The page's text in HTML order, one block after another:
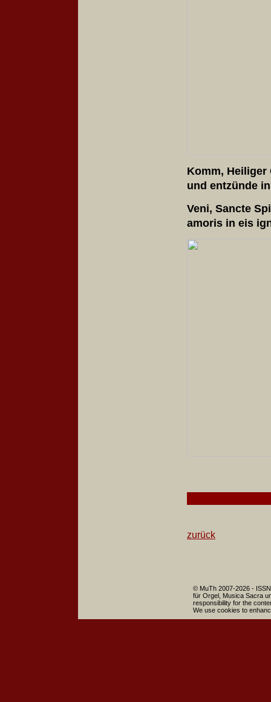
Komm, Heiliger
und entzünde
Veni, Sancte
amoris in eis
zurück
© MuTh 2007-2026 -
für Orgel, Musica Sacra
responsibility for the
We use cookies to